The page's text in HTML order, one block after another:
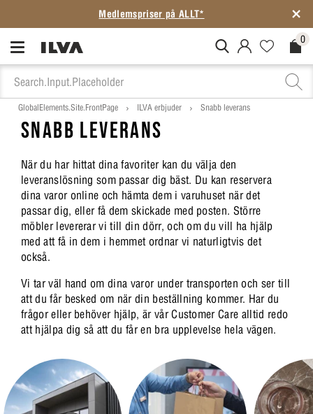
Medlemspriser på ALLT*
MitIlva.Login 0
GlobalElements.Site.FrontPage ILVA erbjuder Snabb leverans
SNABB LEVERANS
När du har hittat dina favoriter kan du välja den
leveranslösning som passar dig bäst. Du kan reservera
dina varor online och hämta dem i varuhuset när det
passar dig, eller få dem skickade med posten. Större
möbler levererar vi till din dörr, och om du vill ha hjälp
med att få in dem i hemmet ordnar vi naturligtvis det
också.
Vi tar väl hand om dina varor under transporten och ser till
att du får besked om när din beställning kommer. Har du
frågor eller behöver hjälp, är vår Customer Care alltid redo
att hjälpa dig så att du får en bra upplevelse hela vägen.